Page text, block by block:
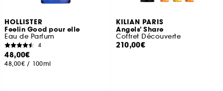
HOLLISTER
Feelin Good pour elle
Eau de Parfum
4
48,00€
48,00€ / 100ml
KILIAN PARIS
Angels' Share
Coffret Découverte
210,00€